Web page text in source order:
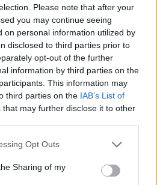
Please note that after your
you may continue seeing
on personal information utilized by
disclosed to third parties prior to
opt-out of the further
information by third parties on the
This information may
third parties on the IAB’s List of
that may further disclose it to other
app uses one or more Google
behaviour. You may click to
and its third-party tags to
Opt Outs
Sharing of my
és elfogadom azadatvédelmi
vízgyűjtőjére
a Duna vízgyűjtőjére, a folyó